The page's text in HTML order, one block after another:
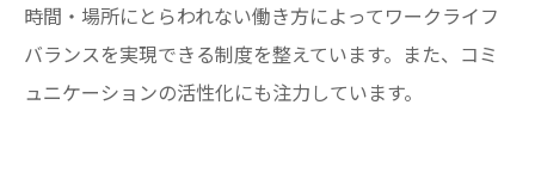
時間・場所にとらわれない働き方によってワークライフ
バランスを実現できる制度を整えています。また、コミ
ュニケーションの活性化にも注力しています。